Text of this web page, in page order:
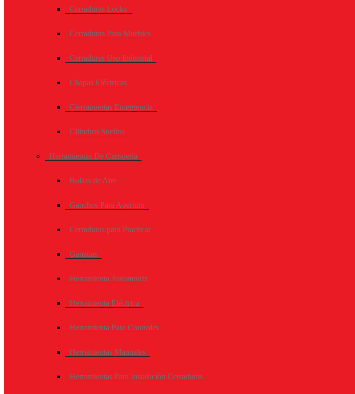
Cerraduras Locky
Cerraduras Para Muebles
Cerraduras Uso Industrial
Chapas Eléctricas
Cierrapuertas Emergencia
Cilindros Sueltos
Herramientas De Cerrajería
Bolsas de Aire
Ganchos Para Apertura
Cerraduras para Practicar
Ganzuas
Herramienta Automotriz
Herramienta Eléctrica
Herramienta Para Controles
Herramientas Manuales
Herramientas Para Instalación Cerraduras